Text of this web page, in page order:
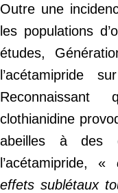
Outre une
les populations
études,
l’acétamipride
clothianidine
abeilles à des
l’acétamipride, «
effets sublétaux